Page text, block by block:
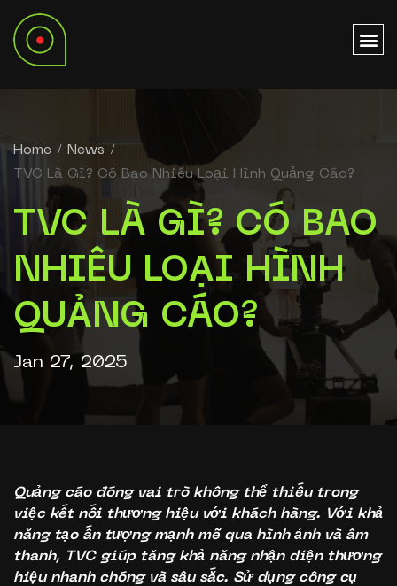
Home
News
TVC Là Gì? Có Bao Nhiêu Loại Hình Quảng Cáo?
TVC LÀ GÌ? CÓ BAO
NHIÊU LOẠI HÌNH
QUẢNG CÁO?
Jan 27, 2025
Quảng cáo đóng vai trò không thể thiếu trong
việc kết nối thương hiệu với khách hàng. Với khả
năng tạo ấn tượng mạnh mẽ qua hình ảnh và âm
thanh, TVC giúp tăng khả năng nhận diện thương
hiệu nhanh chóng và sâu sắc. Sử dụng công cụ